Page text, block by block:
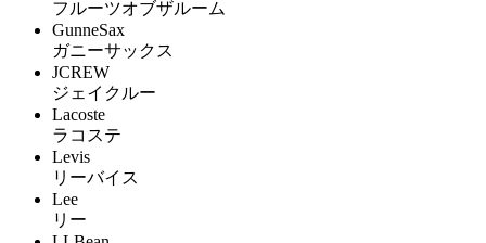
フルーツオブザルーム
GunneSax
ガニーサックス
JCREW
ジェイクルー
Lacoste
ラコステ
Levis
リーバイス
Lee
リー